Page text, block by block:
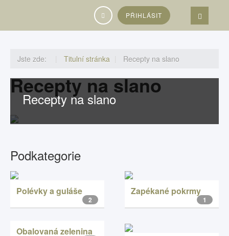
PŘIHLÁSIT
Jste zde: Titulní stránka Recepty na slano
Recepty na slano
Recepty na slano
Podkategorie
Polévky a guláše
2
Zapékané pokrmy
1
Obalovaná zelenina